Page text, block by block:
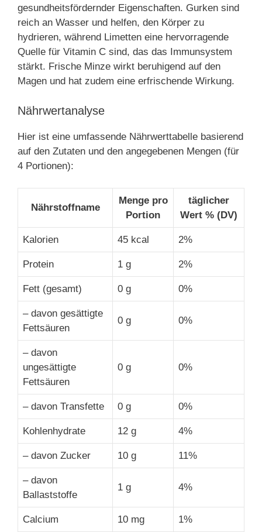
gesundheitsfördernder Eigenschaften. Gurken sind
reich an Wasser und helfen, den Körper zu
hydrieren, während Limetten eine hervorragende
Quelle für Vitamin C sind, das das Immunsystem
stärkt. Frische Minze wirkt beruhigend auf den
Magen und hat zudem eine erfrischende Wirkung.
Nährwertanalyse
Hier ist eine umfassende Nährwerttabelle basierend
auf den Zutaten und den angegebenen Mengen (für
4 Portionen):
Nährstoffname
Menge pro
Portion
täglicher
Wert % (DV)
Kalorien 45 kcal 2%
Protein 1 g 2%
Fett (gesamt) 0 g 0%
– davon gesättigte
Fettsäuren
0 g 0%
– davon
ungesättigte
Fettsäuren
0 g 0%
– davon Transfette 0 g 0%
Kohlenhydrate 12 g 4%
– davon Zucker 10 g 11%
– davon
Ballaststoffe
1 g 4%
Calcium 10 mg 1%